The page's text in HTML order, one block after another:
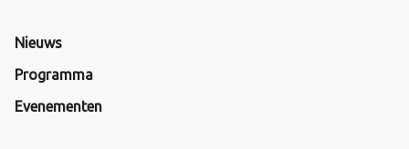
Nieuws
Programma
Evenementen